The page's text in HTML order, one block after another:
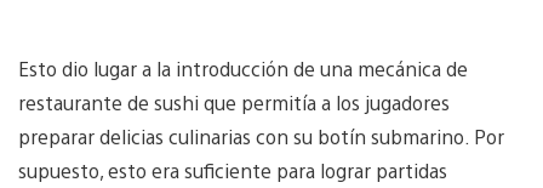
Esto dio lugar a la introducción de una mecánica de
restaurante de sushi que permitía a los jugadores
preparar delicias culinarias con su botín submarino. Por
supuesto, esto era suficiente para lograr partidas